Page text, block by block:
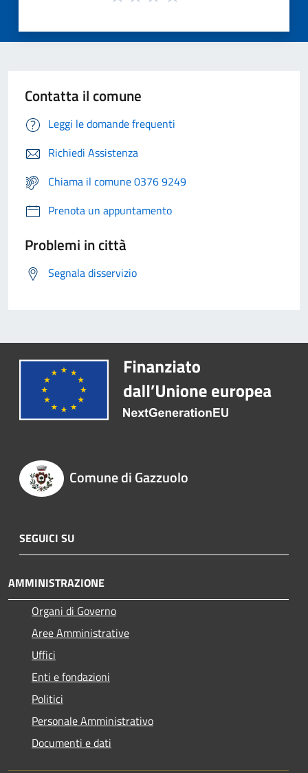
Contatta il comune
Leggi le domande frequenti
Richiedi Assistenza
Chiama il comune 0376 9249
Prenota un appuntamento
Problemi in città
Segnala disservizio
Comune di Gazzuolo
SEGUICI SU
AMMINISTRAZIONE
Organi di Governo
Aree Amministrative
Uffici
Enti e fondazioni
Politici
Personale Amministrativo
Documenti e dati